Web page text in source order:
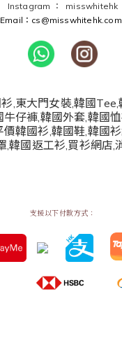
Instagram ： misswhitehk
Email：cs@misswhitehk.com
支援以下付款方式：